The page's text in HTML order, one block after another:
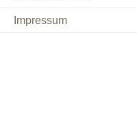
Impressum